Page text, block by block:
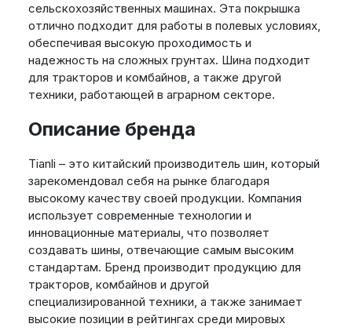
сельскохозяйственных машинах. Эта покрышка
отлично подходит для работы в полевых условиях,
обеспечивая высокую проходимость и
надежность на сложных грунтах. Шина подходит
для тракторов и комбайнов, а также другой
техники, работающей в аграрном секторе.
Описание бренда
Tianli – это китайский производитель шин, который
зарекомендовал себя на рынке благодаря
высокому качеству своей продукции. Компания
использует современные технологии и
инновационные материалы, что позволяет
создавать шины, отвечающие самым высоким
стандартам. Бренд производит продукцию для
тракторов, комбайнов и другой
специализированной техники, а также занимает
высокие позиции в рейтингах среди мировых